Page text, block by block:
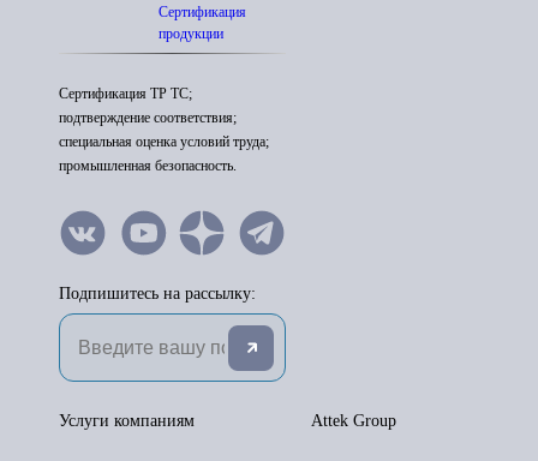
Сертификация
продукции
Сертификация ТР ТС;
подтверждение соответствия;
специальная оценка условий труда;
промышленная безопасность.
Подпишитесь на рассылку:
Attek Group
Услуги компаниям